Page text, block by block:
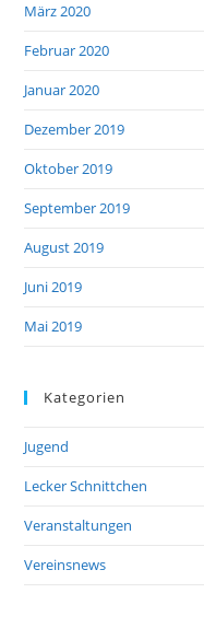
März 2020
Februar 2020
Januar 2020
Dezember 2019
Oktober 2019
September 2019
August 2019
Juni 2019
Mai 2019
Kategorien
Jugend
Lecker Schnittchen
Veranstaltungen
Vereinsnews